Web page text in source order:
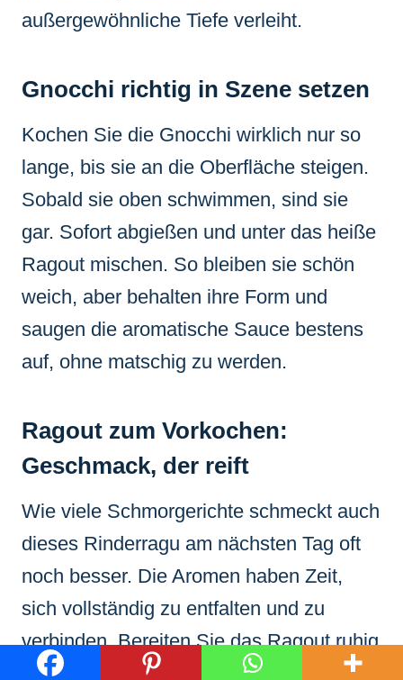
außergewöhnliche Tiefe verleiht.
Gnocchi richtig in Szene setzen
Kochen Sie die Gnocchi wirklich nur so
lange, bis sie an die Oberfläche steigen.
Sobald sie oben schwimmen, sind sie
gar. Sofort abgießen und unter das heiße
Ragout mischen. So bleiben sie schön
weich, aber behalten ihre Form und
saugen die aromatische Sauce bestens
auf, ohne matschig zu werden.
Ragout zum Vorkochen:
Geschmack, der reift
Wie viele Schmorgerichte schmeckt auch
dieses Rinderragu am nächsten Tag oft
noch besser. Die Aromen haben Zeit,
sich vollständig zu entfalten und zu
verbinden. Bereiten Sie das Ragout ruhig
einen Tag im Voraus zu und wärmen Sie